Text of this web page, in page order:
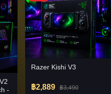
-
Razer Kishi V3
฿2,889 ฿3,490